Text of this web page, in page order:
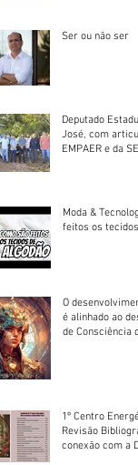
Ser ou não ser
Deputado
José, com
EMPAER e da
Moda &
feitos os
O
é alinhado ao
de Consciência
1º Centro
Revisão
conexão com a